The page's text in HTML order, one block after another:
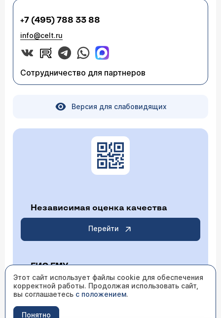
+7 (495) 788 33 88
info@celt.ru
Сотрудничество для партнеров
Версия для слабовидящих
Независимая оценка качества
Перейти
ГИС ГМУ
Перейти
Этот сайт использует файлы cookie для обеспечения
корректной работы. Продолжая использовать сайт,
вы соглашаетесь с положением.
Понятно